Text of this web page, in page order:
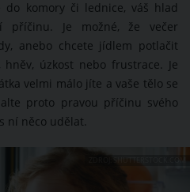
do komory či lednice, váš hlad
příčinu. Je možné, že večer
anebo chcete jídlem potlačit
úzkost nebo frustrace. Je
velmi málo jíte a vaše tělo se
proto pravou příčinu svého
ní něco udělat.
ZDROJ: SHUTTERSTOCK.COM